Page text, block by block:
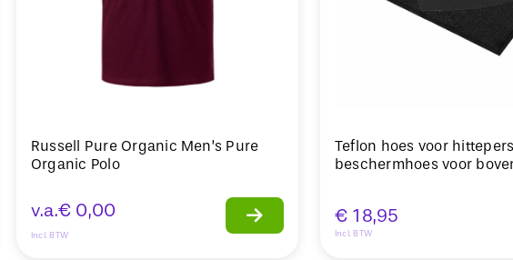
Russell Pure Organic Men’s Pure
Organic Polo
v.a.€ 0,00
Incl. BTW
Teflon hoes voor
beschermhoes voor
€ 18,95
Incl. BTW